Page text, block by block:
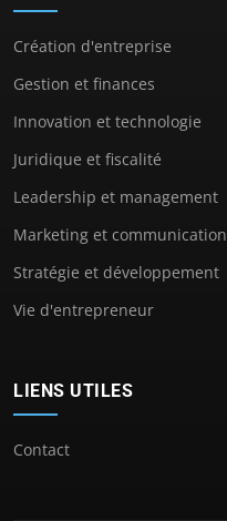
Création d'entreprise
Gestion et finances
Innovation et technologie
Juridique et fiscalité
Leadership et management
Marketing et communication
Stratégie et développement
Vie d'entrepreneur
LIENS UTILES
Contact